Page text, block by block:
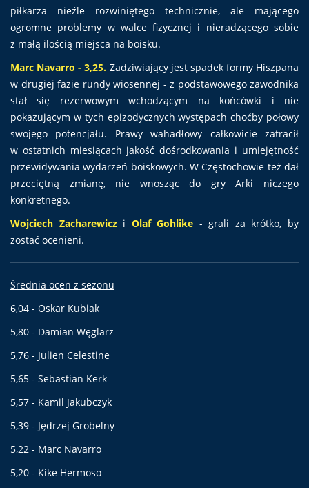
piłkarza nieźle rozwiniętego technicznie, ale mającego
ogromne problemy w walce fizycznej i nieradzącego sobie
z małą ilością miejsca na boisku.
Marc Navarro - 3,25. Zadziwiający jest spadek formy Hiszpana
w drugiej fazie rundy wiosennej - z podstawowego zawodnika
stał się rezerwowym wchodzącym na końcówki i nie
pokazującym w tych epizodycznych występach choćby połowy
swojego potencjału. Prawy wahadłowy całkowicie zatracił
w ostatnich miesiącach jakość dośrodkowania i umiejętność
przewidywania wydarzeń boiskowych. W Częstochowie też dał
przeciętną zmianę, nie wnosząc do gry Arki niczego
konkretnego.
Wojciech Zacharewiczi Olaf Gohlike - grali za krótko, by
zostać ocenieni.
Średnia ocen z sezonu
6,04 - Oskar Kubiak
5,80 - Damian Węglarz
5,76 - Julien Celestine
5,65 - Sebastian Kerk
5,57 - Kamil Jakubczyk
5,39 - Jędrzej Grobelny
5,22 - Marc Navarro
5,20 - Kike Hermoso